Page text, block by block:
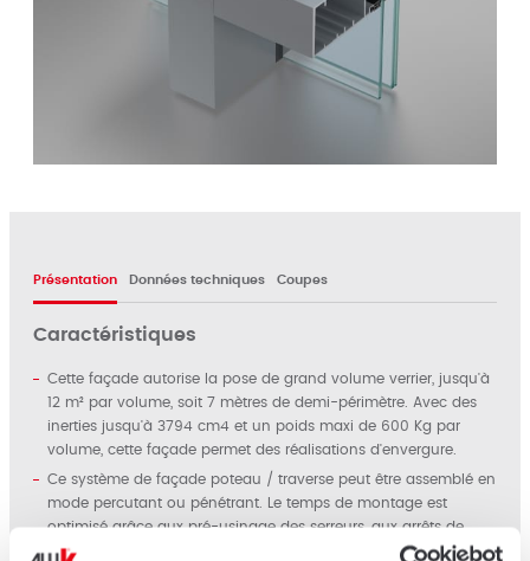
Présentation Données techniques Coupes
Caractéristiques
Cette façade autorise la pose de grand volume verrier, jusqu'à
12 m² par volume, soit 7 mètres de demi-périmètre. Avec des
inerties jusqu'à 3794 cm4 et un poids maxi de 600 Kg par
volume, cette façade permet des réalisations d'envergure.
Ce système de façade poteau / traverse peut être assemblé en
mode percutant ou pénétrant. Le temps de montage est
optimisé grâce aux pré-usinage des serreurs, aux arrêts de
verre intermédiaires permettant le maintient du vitrage